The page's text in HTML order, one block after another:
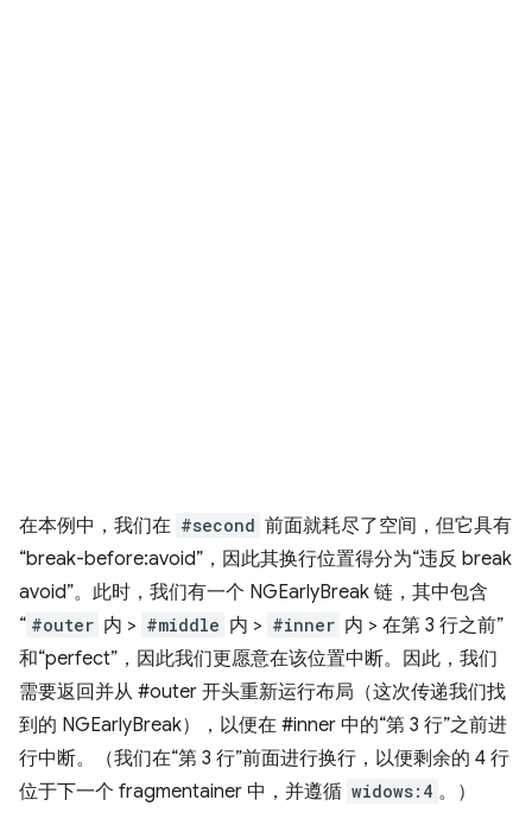
在本例中，我们在 #second 前面就耗尽了空间，但它具有
“break-before:avoid”，因此其换行位置得分为“违反 break
avoid”。此时，我们有一个 NGEarlyBreak 链，其中包含
“ #outer 内 > #middle 内 > #inner 内 > 在第 3 行之前”
和“perfect”，因此我们更愿意在该位置中断。因此，我们
需要返回并从 #outer 开头重新运行布局（这次传递我们找
到的 NGEarlyBreak），以便在 #inner 中的“第 3 行”之前进
行中断。（我们在“第 3 行”前面进行换行，以便剩余的 4 行
位于下一个 fragmentainer 中，并遵循 widows:4 。）